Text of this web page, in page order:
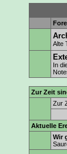
Alte
In
Zur Zeit
Zur
Aktuelle
Wir